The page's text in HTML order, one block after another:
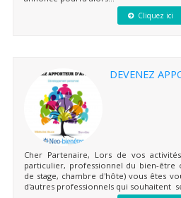
Cliquez ici
DEVENEZ
Cher Partenaire, Lors de vos
particulier, professionnel du bien-être
de stage, chambre d'hôte) vous êtes
d'autres professionnels qui souhaitent